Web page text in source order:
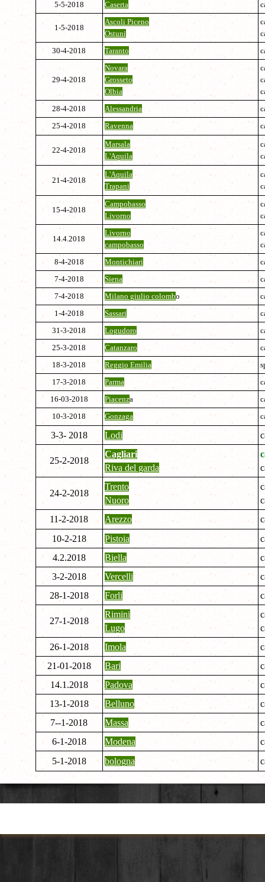
5-5-2018 Caserta
1-5-2018
Ascoli Piceno
Ostuni
30-4-2018
Taranto
29-4-2018
Novara
Grosseto
Olbia
28-4-2018
Alessandria
25-4-2018
Ravenna
22-4-2018
Marsala
L'Aquila
21-4-2018
L'Aquila
Trapani
15-4-2018
Campobasso
Livorno
14.4.2018
Livorno
campobasso
8-4-2018
Montichiari
7-4-2018
Siena
7-4-2018
Milano giulio colombo
1-4-2018
Sassari
31-3-2018
Logudoro
25-3-2018
Catanzaro
18-3-2018
Reggio Emilia
17-3-2018
Parma
16-03-2018
Piacenza
10-3-2018
Gonzaga
3-3- 2018 Lodi
25-2-2018
Cagliari
Riva del garda
24-2-2018
Trento
Nuoro
11-2-2018
Arezzo
10-2-218
Pistoia
4.2.2018
Biella
3-2-2018
Vercelli
28-1-2018
Forli
27-1-2018
Rimini
Lugo
26-1-2018
Imola
21-01-2018
Bari
14.1.2018
Padova
13-1-2018
Belluno
7--1-2018
Massa
6-1-2018
Modena
5-1-2018
bologna
Torna ai contenuti